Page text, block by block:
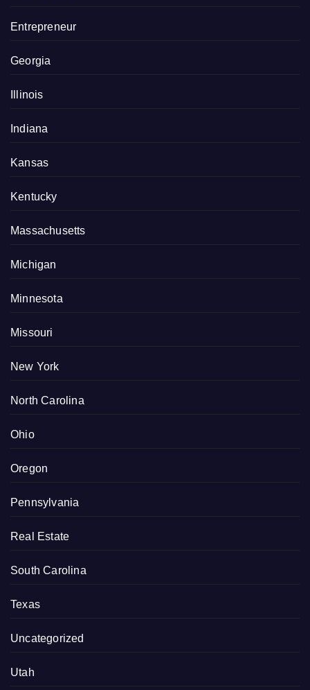
Entrepreneur
Georgia
Illinois
Indiana
Kansas
Kentucky
Massachusetts
Michigan
Minnesota
Missouri
New York
North Carolina
Ohio
Oregon
Pennsylvania
Real Estate
South Carolina
Texas
Uncategorized
Utah